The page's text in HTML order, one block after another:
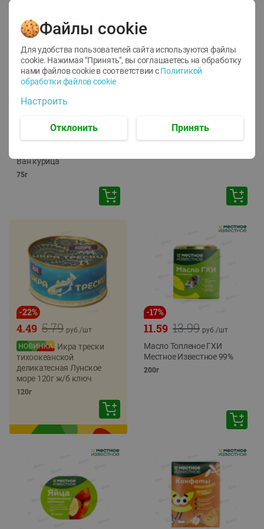
12
1.05 руб./
руб./шт
Корм влаж. для кош. с
Ван курица
75г
ТОФУ Vegetus ТВЕРДЫЙ
-22%
5.79
4.49 руб./шт
Икра трески
тихоокеанской
деликатесная Лунское
море 120г ж/б ключ
120г
-17%
13.99
11.59 руб./шт
Масло Топленое ГХИ
Местное Известное 99%
200г
Файлы cookie
Для удобства пользователей сайта используются файлы
cookie. Нажимая "Принять", вы соглашаетесь на обработку
нами файлов cookie в соответствии с Политикой
обработки файлов cookie
Настроить
Отклонить Принять